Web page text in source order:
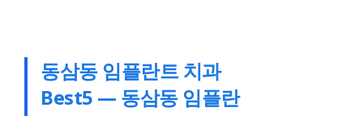
동삼동 임플란트 치과
Best5 — 동삼동 임플란